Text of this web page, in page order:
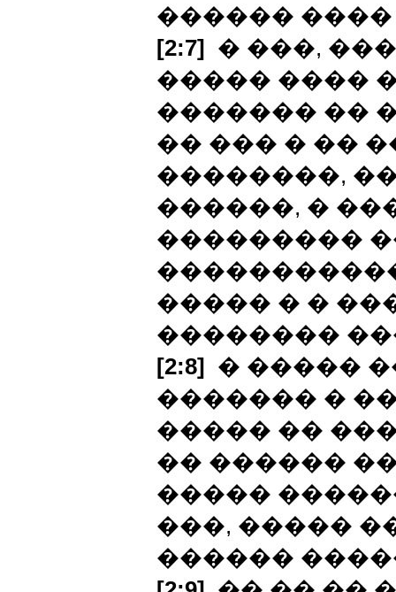
������ ����
[2:7] � ���,
����� ����
������� ��
�� ��� � ��
��������,
������, �
���������
����� � �
��������
[2:8] � �����
������� �
����� ��
�� ������
�����
���, �����
������